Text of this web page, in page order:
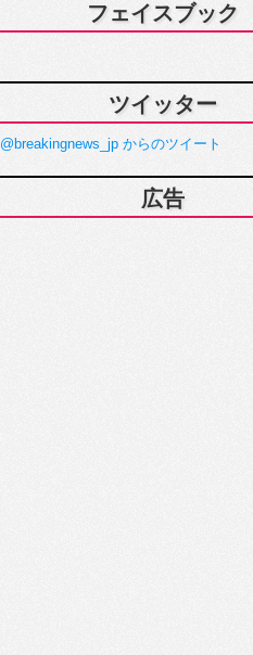
フェイスブック
ツイッター
@breakingnews_jp からのツイート
広告